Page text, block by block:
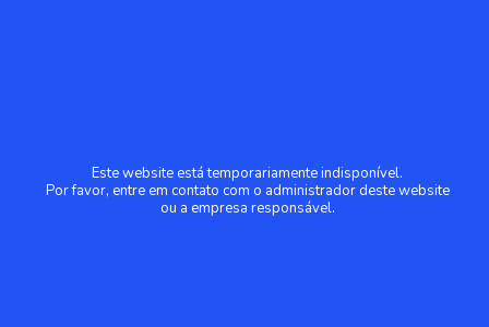
Este website está temporariamente indisponível.
Por favor, entre em contato com o administrador deste website
ou a empresa responsável.